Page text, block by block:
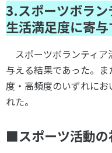
3.スポーツボラン
生活満足度に寄与
スポーツボランティア
与える結果であった。
度・高頻度のいずれに
れた。
■スポーツ活動の